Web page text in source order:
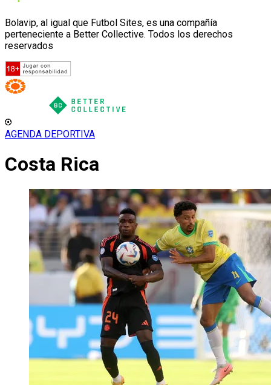
Bolavip, al igual que Futbol Sites, es una compañía
perteneciente a Better Collective. Todos los derechos
reservados
AGENDA DEPORTIVA
Costa Rica